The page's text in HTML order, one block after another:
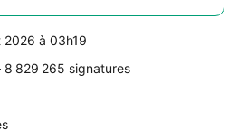
2026 à 03h19
8 829 265 signatures